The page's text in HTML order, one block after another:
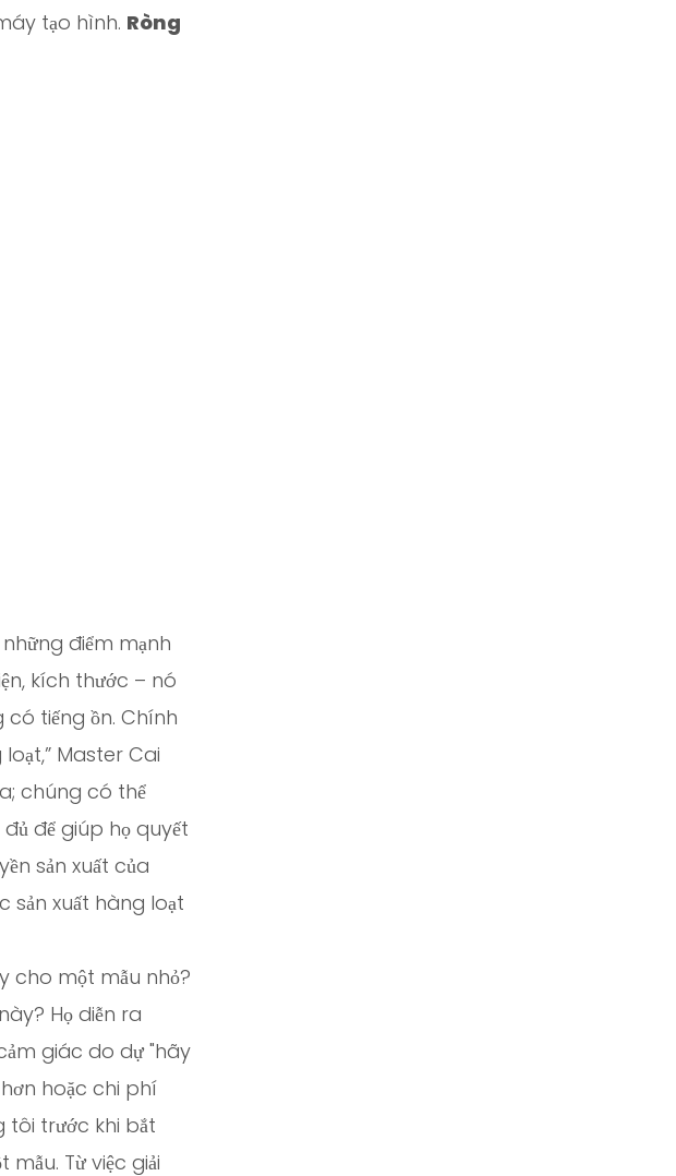
tạo hình. Ròng
điểm mạnh
kích thước – nó
tiếng ồn. Chính
Master Cai
chúng có thể
để giúp họ quyết
sản xuất của
xuất hàng loạt
cho một mẫu nhỏ?
Họ diễn ra
giác do dự "hãy
hoặc chi phí
tôi trước khi bắt
Từ việc giải